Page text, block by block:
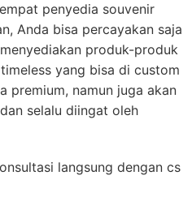
penyedia souvenir
Anda bisa percayakan saja
produk-produk
yang bisa di custom
premium, namun juga akan
selalu diingat oleh
langsung dengan cs